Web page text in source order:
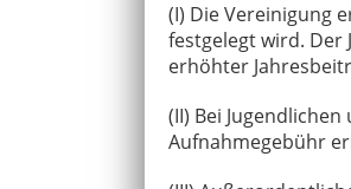
(I) Die Vereinigung
festgelegt wird. Der
erhöhter
(II) Bei
Aufnahmegebühr